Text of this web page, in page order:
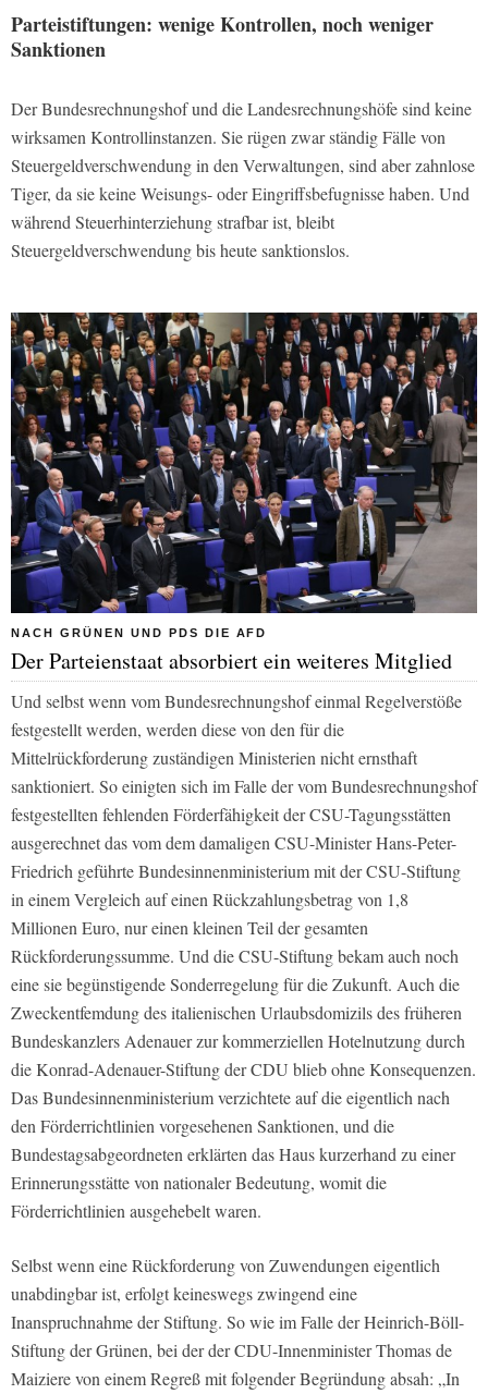
Parteistiftungen: wenige Kontrollen, noch weniger
Sanktionen
Der Bundesrechnungshof und die Landesrechnungshöfe sind keine
wirksamen Kontrollinstanzen. Sie rügen zwar ständig Fälle von
Steuergeldverschwendung in den Verwaltungen, sind aber zahnlose
Tiger, da sie keine Weisungs- oder Eingriffsbefugnisse haben. Und
während Steuerhinterziehung strafbar ist, bleibt
Steuergeldverschwendung bis heute sanktionslos.
NACH GRÜNEN UND PDS DIE AFD
Der Parteienstaat absorbiert ein weiteres Mitglied
Und selbst wenn vom Bundesrechnungshof einmal Regelverstöße
festgestellt werden, werden diese von den für die
Mittelrückforderung zuständigen Ministerien nicht ernsthaft
sanktioniert. So einigten sich im Falle der vom Bundesrechnungshof
festgestellten fehlenden Förderfähigkeit der CSU-Tagungsstätten
ausgerechnet das vom dem damaligen CSU-Minister Hans-Peter-
Friedrich geführte Bundesinnenministerium mit der CSU-Stiftung
in einem Vergleich auf einen Rückzahlungsbetrag von 1,8
Millionen Euro, nur einen kleinen Teil der gesamten
Rückforderungssumme. Und die CSU-Stiftung bekam auch noch
eine sie begünstigende Sonderregelung für die Zukunft. Auch die
Zweckentfemdung des italienischen Urlaubsdomizils des früheren
Bundeskanzlers Adenauer zur kommerziellen Hotelnutzung durch
die Konrad-Adenauer-Stiftung der CDU blieb ohne Konsequenzen.
Das Bundesinnenministerium verzichtete auf die eigentlich nach
den Förderrichtlinien vorgesehenen Sanktionen, und die
Bundestagsabgeordneten erklärten das Haus kurzerhand zu einer
Erinnerungsstätte von nationaler Bedeutung, womit die
Förderrichtlinien ausgehebelt waren.
Selbst wenn eine Rückforderung von Zuwendungen eigentlich
unabdingbar ist, erfolgt keineswegs zwingend eine
Inanspruchnahme der Stiftung. So wie im Falle der Heinrich-Böll-
Stiftung der Grünen, bei der der CDU-Innenminister Thomas de
Maiziere von einem Regreß mit folgender Begründung absah: „In